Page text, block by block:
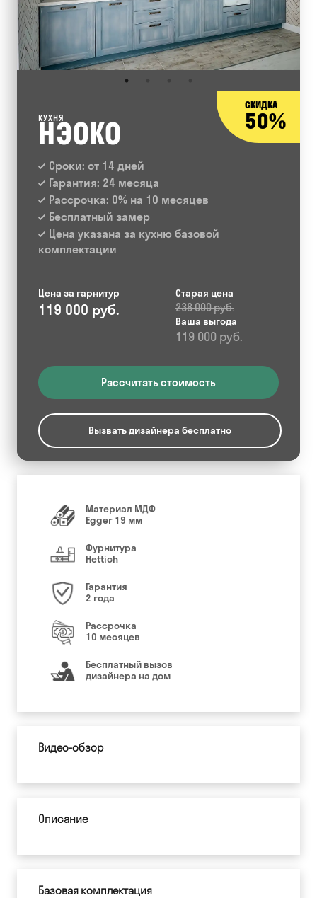
СКИДКА
50%
КУХНЯ
НЭОКО
Сроки: от 14 дней
Гарантия: 24 месяца
Рассрочка: 0% на 10 месяцев
Бесплатный замер
Цена указана за кухню базовой
комплектации
Цена за гарнитур
119 000 руб.
Старая цена
238 000 руб.
Ваша выгода
119 000 руб.
Рассчитать стоимость
Вызвать дизайнера бесплатно
Материал МДФ
Egger 19 мм
Фурнитура
Hettich
Гарантия
2 года
Рассрочка
10 месяцев
Бесплатный вызов
дизайнера на дом
Видео-обзор
Описание
Базовая комплектация